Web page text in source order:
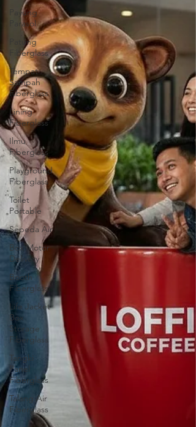
Payung
Parasol
Patung
Fiberglass
Tempat
Sampah
Fiberglass
Lining
Fiberglass
Ilmu
Fiberglass
Playground
Fiberglass
Toilet
Portable
Sepeda Air
Box Motor
Delivery
Booth
Fiberglass
Life Jacket
Box
Storage
Fiberglass
Tangki
Panel
Fiberglass
Talang Air
Fiberglass